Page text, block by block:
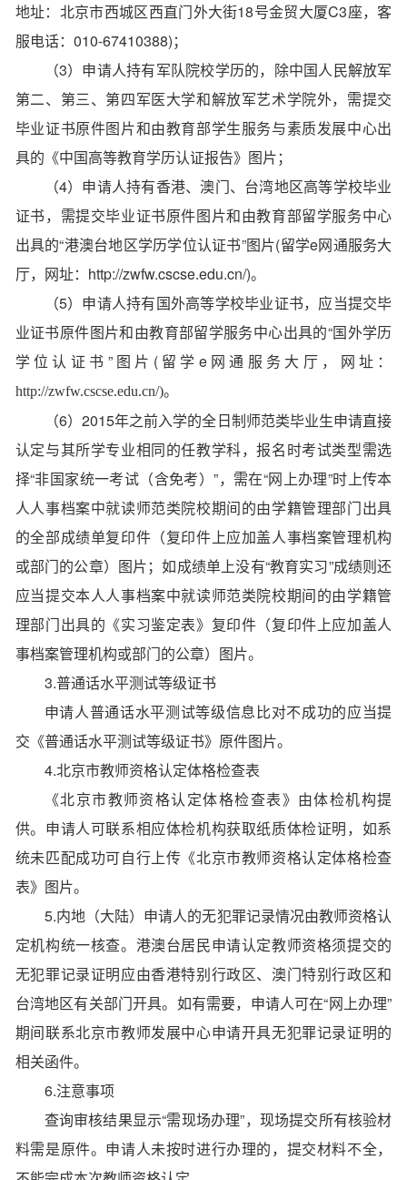
地址：北京市西城区西直门外大街18号金贸大厦C3座，客
服电话：010-67410388)；
（3）申请人持有军队院校学历的，除中国人民解放军
第二、第三、第四军医大学和解放军艺术学院外，需提交
毕业证书原件图片和由教育部学生服务与素质发展中心出
具的《中国高等教育学历认证报告》图片；
（4）申请人持有香港、澳门、台湾地区高等学校毕业
证书，需提交毕业证书原件图片和由教育部留学服务中心
出具的“港澳台地区学历学位认证书”图片(留学e网通服务大
厅，网址：http://zwfw.cscse.edu.cn/)。
（5）申请人持有国外高等学校毕业证书，应当提交毕
业证书原件图片和由教育部留学服务中心出具的“国外学历
学位认证书”图片(留学e网通服务大厅，网址：
http://zwfw.cscse.edu.cn/)。
（6）2015年之前入学的全日制师范类毕业生申请直接
认定与其所学专业相同的任教学科，报名时考试类型需选
择“非国家统一考试（含免考）”，需在“网上办理”时上传本
人人事档案中就读师范类院校期间的由学籍管理部门出具
的全部成绩单复印件（复印件上应加盖人事档案管理机构
或部门的公章）图片；如成绩单上没有“教育实习”成绩则还
应当提交本人人事档案中就读师范类院校期间的由学籍管
理部门出具的《实习鉴定表》复印件（复印件上应加盖人
事档案管理机构或部门的公章）图片。
3.普通话水平测试等级证书
申请人普通话水平测试等级信息比对不成功的应当提
交《普通话水平测试等级证书》原件图片。
4.北京市教师资格认定体格检查表
《北京市教师资格认定体格检查表》由体检机构提
供。申请人可联系相应体检机构获取纸质体检证明，如系
统未匹配成功可自行上传《北京市教师资格认定体格检查
表》图片。
5.内地（大陆）申请人的无犯罪记录情况由教师资格认
定机构统一核查。港澳台居民申请认定教师资格须提交的
无犯罪记录证明应由香港特别行政区、澳门特别行政区和
台湾地区有关部门开具。如有需要，申请人可在“网上办理”
期间联系北京市教师发展中心申请开具无犯罪记录证明的
相关函件。
6.注意事项
查询审核结果显示“需现场办理”，现场提交所有核验材
料需是原件。申请人未按时进行办理的，提交材料不全，